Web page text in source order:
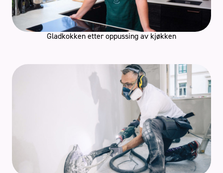
Gladkokken etter oppussing av kjøkken